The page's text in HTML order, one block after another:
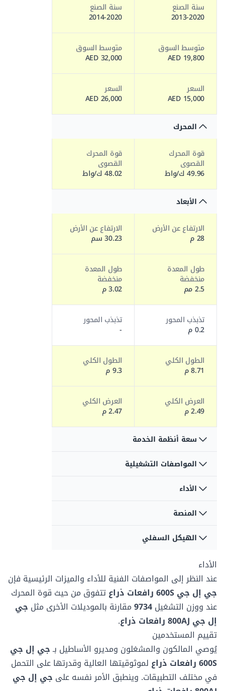
سنة الصنع
2013-2020
سنة الصنع
2014-2020
متوسط السوق
19,800 AED
متوسط السوق
32,000 AED
السعر
15,000 AED
السعر
26,000 AED
المحرك
قوة المحرك
القصوى
49.96 ك/واط
قوة المحرك
القصوى
48.02 ك/واط
الأبعاد
الارتفاع عن الأرض
28 م
الارتفاع عن الأرض
30.23 سم
طول المعدة
منخفضة
2.5 مم
طول المعدة
منخفضة
3.02 م
تذبذب المحور
0.2 م
تذبذب المحور
-
الطول الكلي
8.71 م
الطول الكلي
9.3 م
العرض الكلي
2.49 م
العرض الكلي
2.47 م
سعة أنظمة الخدمة
سعة الوقود
سعة سائل
الهيدروليك
المواصفات التشغيلية
التأرجح
نوع التأرجح
مستمر
نوع الاطارات
مملوءة بالرغوة
نوع الاطارات
هوائي
الأداء
سعة المنصة - غير
272 كغ
سرعة القيادة -
المنصة منخفضة
6.8 ك/سا
المنصة منخفضة
4.83 ك/سا
المنصة
بعد المنصة أ
بعد المنصة ب
2.44 م
بعد المنصة ب
2.44 م
الهيكل السفلي
ضغط الأرض
- 5.24 بار
الأداء
عند النظر إلى المواصفات الفنية للأداء والميزات الرئيسية فإن
جي إل جي 600S رافعات ذراع
تتفوق من حيث قوة المحرك
عندووزن التشغيل9734مقارنة بالموديلات الأخرى مثل جي
إل جي 800AJ رافعات ذراع
.
تقييم المستخدمين
يُوصي المالكون والمشغلون ومديرو الأساطيل بـجي إل جي
600S رافعات ذراع
لموثوقيتها العالية وقدرتها على التحمل
في مختلف التطبيقات. وينطبق الأمر نفسه على جي إل جي